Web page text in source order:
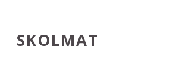
SKOLMAT